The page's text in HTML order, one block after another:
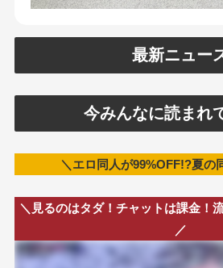
最新ニュー
今みんなに読まれ
＼エロ同人が99%OFF!?夏の
＼見るのはタダ！チャットは課金！
／